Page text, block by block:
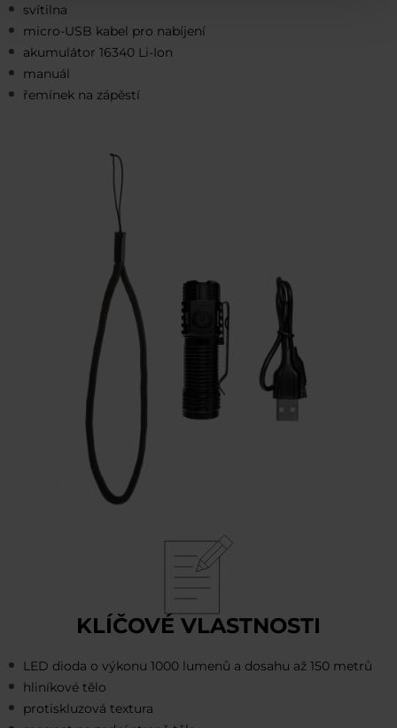
svítilna
micro-USB kabel pro nabíjení
akumulátor 16340 Li-Ion
manuál
řemínek na zápěstí
KLÍČOVÉ VLASTNOSTI
LED dioda o výkonu 1000 lumenů a dosahu až 150 metrů
hliníkové tělo
protiskluzová textura